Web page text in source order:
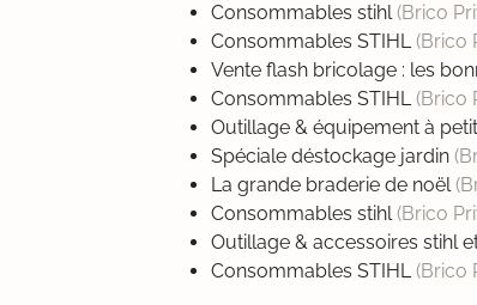
Consommables stihl(Brico
Consommables STIHL(Brico
Vente flash bricolage : les
Consommables STIHL(Brico
Outillage & équipement à
Spéciale déstockage jardin
La grande braderie de noël
Consommables stihl(Brico
Outillage & accessoires stihl
Consommables STIHL(Brico